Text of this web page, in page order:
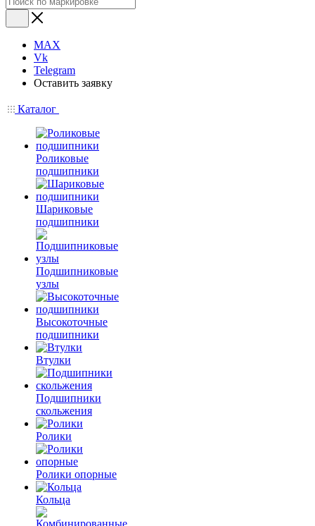
MAX
Vk
Telegram
Оставить заявку
Каталог
Роликовые
подшипники
Шариковые
подшипники
Подшипниковые
узлы
Высокоточные
подшипники
Втулки
Подшипники
скольжения
Ролики
Ролики опорные
Кольца